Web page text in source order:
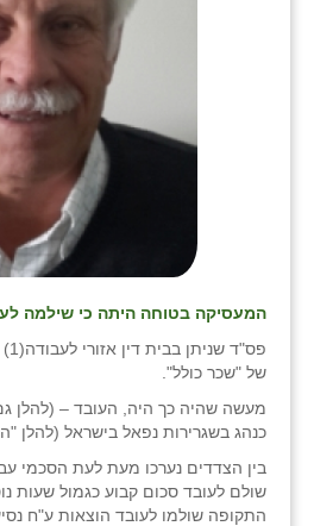
המעסיקה בטוחה היתה כי שילמה
של "שכר כולל".
מעשה שהיה כך היה, העובד – (להלן
כנהג בשגרירות נפאל בישראל (להלן
בין הצדדים נערכו מעת לעת הסכמי
שולם לעובד סכום קבוע כגמול שעות
התקופה שולמו לעובד הוצאות ע"ח
קלחים
רועי
רימונים
רמת הדר